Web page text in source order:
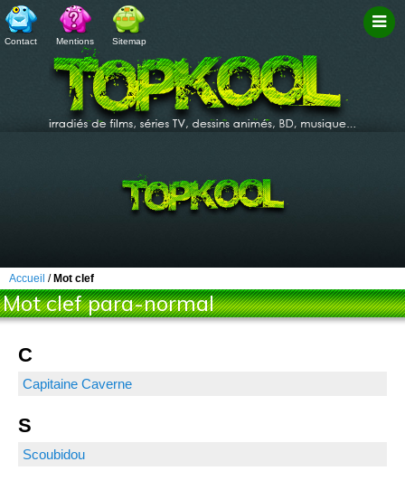
Contact Mentions Sitemap
Accueil / Mot clef
Mot clef para-normal
C
Capitaine Caverne
S
Scoubidou